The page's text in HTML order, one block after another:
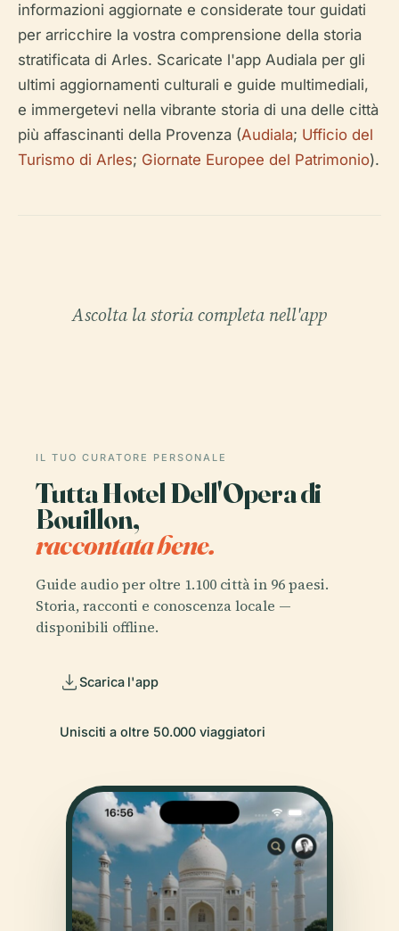
informazioni aggiornate e considerate tour guidati
per arricchire la vostra comprensione della storia
stratificata di Arles. Scaricate l'app Audiala per gli
ultimi aggiornamenti culturali e guide multimediali,
e immergetevi nella vibrante storia di una delle città
più affascinanti della Provenza (Audiala; Ufficio del
Turismo di Arles; Giornate Europee del Patrimonio).
Ascolta la storia completa nell'app
IL TUO CURATORE PERSONALE
Tutta Hotel Dell'Opera di
Bouillon,
raccontata bene.
Guide audio per oltre 1.100 città in 96 paesi.
Storia, racconti e conoscenza locale —
disponibili offline.
Scarica l'app
Unisciti a oltre 50.000 viaggiatori